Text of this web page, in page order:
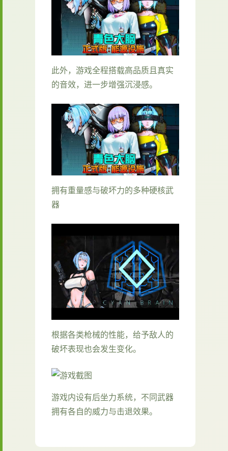
此外，游戏全程搭载高品质且真实
的音效，进一步增强沉浸感。
拥有重量感与破坏力的多种硬核武
器
根据各类枪械的性能，给予敌人的
破坏表现也会发生变化。
游戏内设有后坐力系统，不同武器
拥有各自的威力与击退效果。